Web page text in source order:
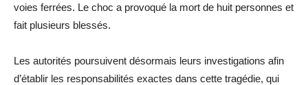
voies ferrées. Le choc a provoqué la mort de huit personnes et
fait plusieurs blessés.
Les autorités poursuivent désormais leurs investigations afin
d’établir les responsabilités exactes dans cette tragédie, qui